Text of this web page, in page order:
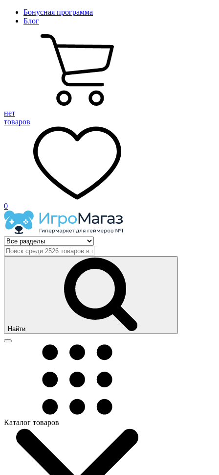
Бонусная программа
Блог
нет
товаров
0
Найти
Каталог товаров